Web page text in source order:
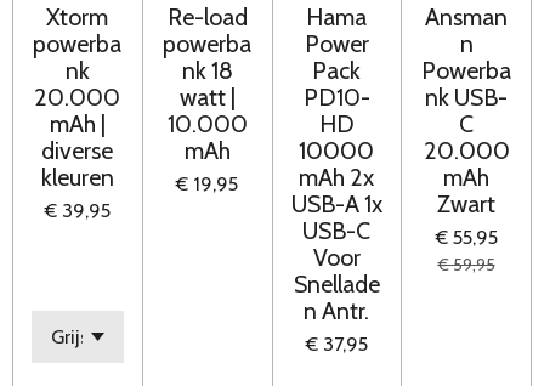
Xtorm
powerba
nk
20.000
mAh |
diverse
kleuren
€ 39,95
Re-load
powerba
nk 18
watt |
10.000
mAh
€ 19,95
Hama
Power
Pack
PD10-
HD
10000
mAh 2x
USB-A 1x
USB-C
Voor
Snellade
n Antr.
€ 37,95
Ansman
n
Powerba
nk USB-
C
20.000
mAh
Zwart
€ 55,95
€ 59,95